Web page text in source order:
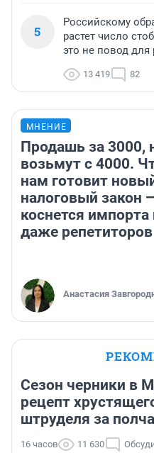
5
Российскому
растет число
это не повод для
13 419 82
МНЕНИЕ
Продашь за 3000,
возьмут с 4000.
нам готовит
налоговый закон
коснется импорта
даже репетиторов
Анастасия
Сезон черники в
рецепт
штруделя за
16 часов 11 630